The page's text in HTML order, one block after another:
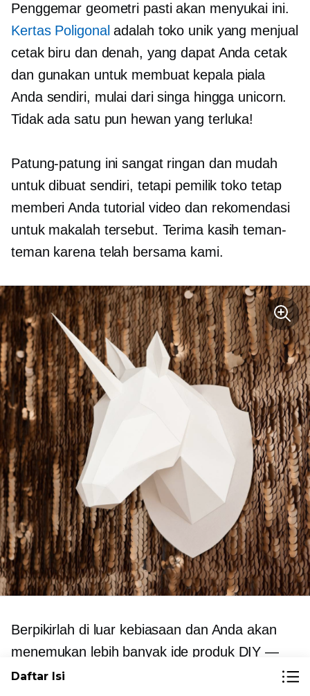
Penggemar geometri pasti akan menyukai ini.
Kertas Poligonal adalah toko unik yang menjual
cetak biru dan denah, yang dapat Anda cetak
dan gunakan untuk membuat kepala piala
Anda sendiri, mulai dari singa hingga unicorn.
Tidak ada satu pun hewan yang terluka!
Patung-patung ini sangat ringan dan mudah
untuk dibuat sendiri, tetapi pemilik toko tetap
memberi Anda tutorial video dan rekomendasi
untuk makalah tersebut. Terima kasih teman-
teman karena telah bersama kami.
Berpikirlah di luar kebiasaan dan Anda akan
menemukan lebih banyak ide produk DIY —
beberapa di antaranya sangat mengejutkan.
Daftar Isi